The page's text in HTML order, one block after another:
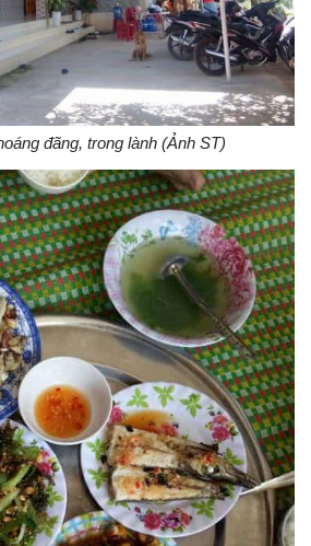
đãng, trong lành (Ảnh ST)